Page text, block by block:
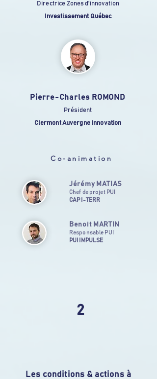
Directrice Zones d'innovation
Investissement Québec
Pierre-Charles ROMOND
Président
Clermont Auvergne Innovation
Jérémy MATIAS
Chef de projet PUI
CAP I-TERR
Benoit MARTIN
Responsable PUI
PUI IMPULSE
Co-animation
2
Les conditions & actions à